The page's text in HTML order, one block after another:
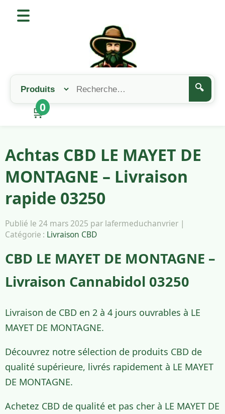
🔍
🛒
0
Achtas CBD LE MAYET DE
MONTAGNE – Livraison
rapide 03250
Publié le 24 mars 2025 par lafermeduchanvrier |
Catégorie : Livraison CBD
CBD LE MAYET DE MONTAGNE –
Livraison Cannabidol 03250
Livraison de CBD en 2 à 4 jours ouvrables à LE
MAYET DE MONTAGNE.
Découvrez notre sélection de produits CBD de
qualité supérieure, livrés rapidement à LE MAYET
DE MONTAGNE.
Achetez CBD de qualité et pas cher à LE MAYET DE